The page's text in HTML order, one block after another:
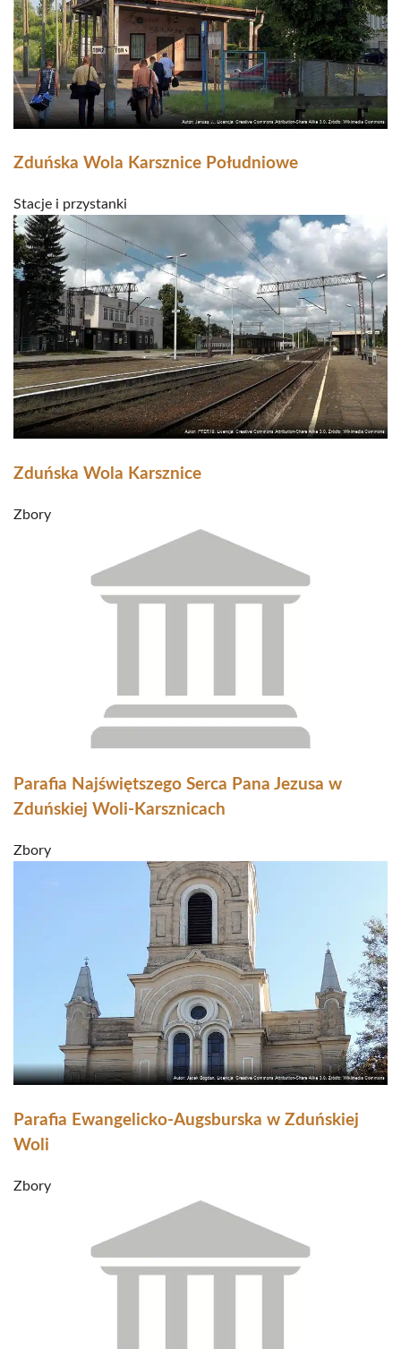
Zduńska Wola Karsznice Południowe
Stacje i przystanki
Zduńska Wola Karsznice
Zbory
Parafia Najświętszego Serca Pana Jezusa w
Zduńskiej Woli-Karsznicach
Zbory
Parafia Ewangelicko-Augsburska w Zduńskiej
Woli
Zbory